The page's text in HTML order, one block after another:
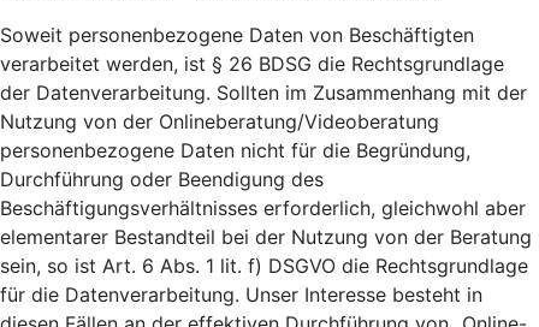
Soweit personenbezogene Daten von Beschäftigten
verarbeitet werden, ist § 26 BDSG die Rechtsgrundlage
der Datenverarbeitung. Sollten im Zusammenhang mit der
Nutzung von der Onlineberatung/Videoberatung
personenbezogene Daten nicht für die Begründung,
Durchführung oder Beendigung des
Beschäftigungsverhältnisses erforderlich, gleichwohl aber
elementarer Bestandteil bei der Nutzung von der Beratung
sein, so ist Art. 6 Abs. 1 lit. f) DSGVO die Rechtsgrundlage
für die Datenverarbeitung. Unser Interesse besteht in